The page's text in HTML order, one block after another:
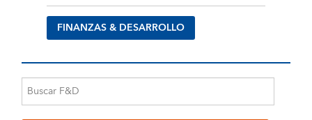
FINANZAS & DESARROLLO